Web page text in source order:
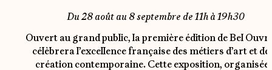
Du 28 août au 8 septembre de 11h à 19h30
Ouvert au grand public, la première édition de Bel
célèbrera l’excellence française des métiers d’art et de
création contemporaine. Cette exposition, organisée